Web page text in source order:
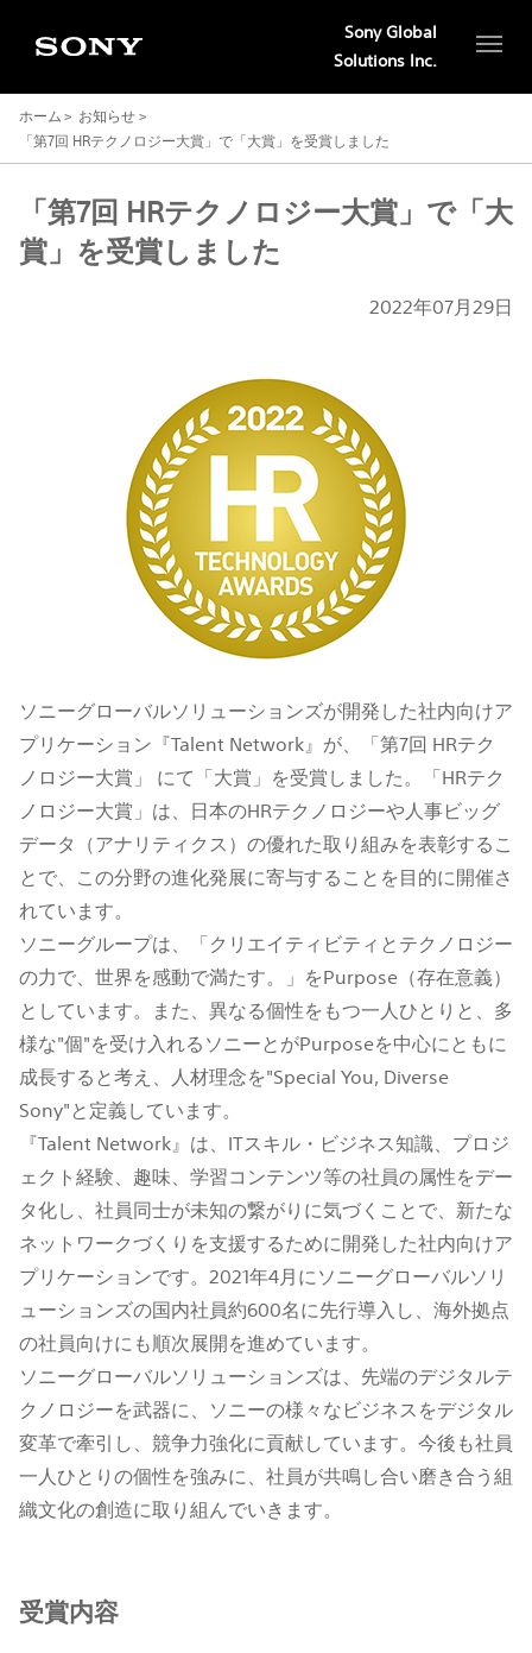
Sony Global
Solutions Inc.
ホーム
お知らせ
「第7回 HRテクノロジー大賞」で「大賞」を受賞しました
「第7回 HRテクノロジー大賞」で「大
賞」を受賞しました
2022年07月29日
ソニーグローバルソリューションズが開発した社内向けア
プリケーション『Talent Network』が、「第7回 HRテク
ノロジー大賞」 にて「大賞」を受賞しました。「HRテク
ノロジー大賞」は、日本のHRテクノロジーや人事ビッグ
データ（アナリティクス）の優れた取り組みを表彰するこ
とで、この分野の進化発展に寄与することを目的に開催さ
れています。
ソニーグループは、「クリエイティビティとテクノロジー
の力で、世界を感動で満たす。」をPurpose（存在意義）
としています。また、異なる個性をもつ一人ひとりと、多
様な"個"を受け入れるソニーとがPurposeを中心にともに
成長すると考え、人材理念を"Special You, Diverse
Sony"と定義しています。
『Talent Network』は、ITスキル・ビジネス知識、プロジ
ェクト経験、趣味、学習コンテンツ等の社員の属性をデー
タ化し、社員同士が未知の繋がりに気づくことで、新たな
ネットワークづくりを支援するために開発した社内向けア
プリケーションです。2021年4月にソニーグローバルソリ
ューションズの国内社員約600名に先行導入し、海外拠点
の社員向けにも順次展開を進めています。
ソニーグローバルソリューションズは、先端のデジタルテ
クノロジーを武器に、ソニーの様々なビジネスをデジタル
変革で牽引し、競争力強化に貢献しています。今後も社員
一人ひとりの個性を強みに、社員が共鳴し合い磨き合う組
織文化の創造に取り組んでいきます。
受賞内容